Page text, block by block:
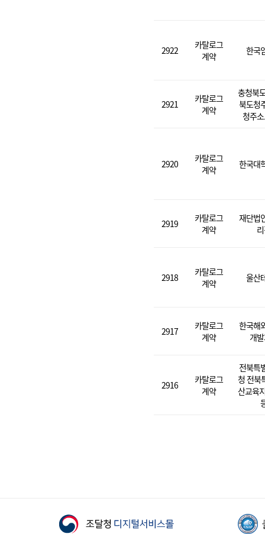
2922
카탈로그
계약
한국
2921
카탈로그
계약
충청북
북도청
청주
2920
카탈로그
계약
한국대
2919
카탈로그
계약
재단법
2918
카탈로그
계약
울산
2917
카탈로그
계약
한국해
개
2916
카탈로그
계약
전북특
청 전북
산교육